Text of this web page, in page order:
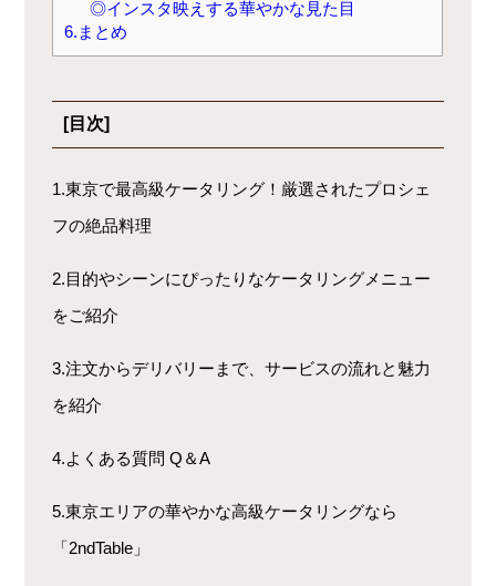
◎インスタ映えする華やかな見た目
6.まとめ
[目次]
1.東京で最高級ケータリング！厳選されたプロシェ
フの絶品料理
2.目的やシーンにぴったりなケータリングメニュー
をご紹介
3.注文からデリバリーまで、サービスの流れと魅力
を紹介
4.よくある質問 Q＆A
5.東京エリアの華やかな高級ケータリングなら
「2ndTable」